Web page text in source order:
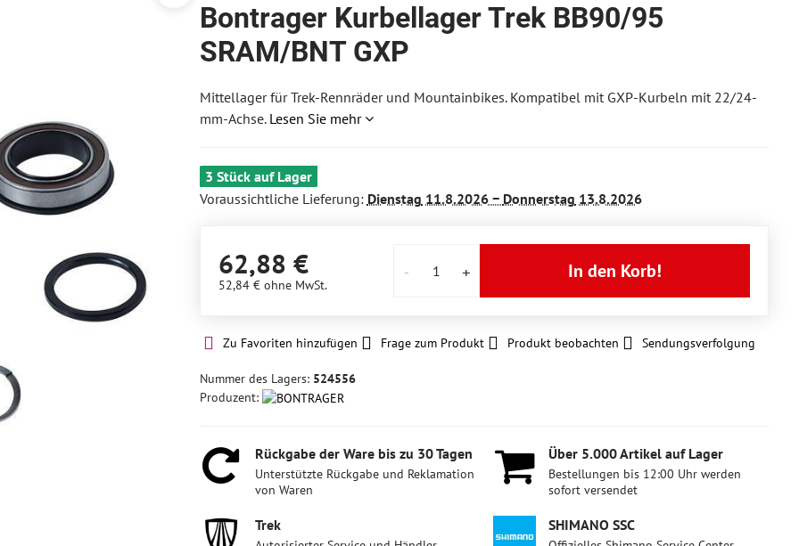
Bontrager Kurbellager Trek BB90/95
SRAM/BNT GXP
Mittellager für Trek-Rennräder und Mountainbikes. Kompatibel mit GXP-Kurbeln mit 22/24-
mm-Achse. Lesen Sie mehr
3 Stück auf Lager
Voraussichtliche Lieferung: Dienstag 11.8.2026 − Donnerstag 13.8.2026
62,88 €
52,84 € ohne MwSt.
In den Korb!
Zu Favoriten hinzufügen Frage zum Produkt Produkt beobachten Sendungsverfolgung
Nummer des Lagers: 524556
Produzent:
Rückgabe der Ware bis zu 30 Tagen
Unterstützte Rückgabe und Reklamation
von Waren
Über 5​.000 Artikel auf Lager
Bestellungen bis 12:00 Uhr werden
sofort versendet
Trek SHIMANO SSC